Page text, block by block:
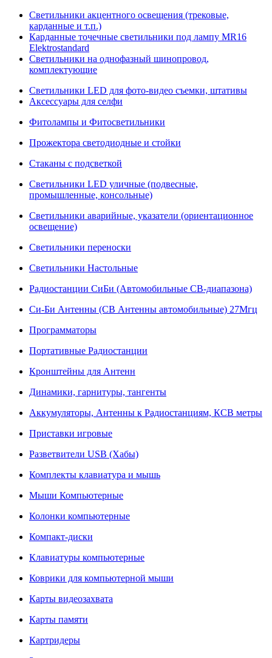
Светильники акцентного освещения (трековые,
карданные и т.п.)
Карданные точечные светильники под лампу MR16
Elektrostandard
Светильники на однофазный шинопровод,
комплектующие
Светильники LED для фото-видео съемки, штативы
Аксессуары для селфи
Фитолампы и Фитосветильники
Прожектора светодиодные и стойки
Стаканы с подсветкой
Светильники LED уличные (подвесные,
промышленные, консольные)
Светильники аварийные, указатели (ориентационное
освещение)
Светильники переноски
Светильники Настольные
Радиостанции СиБи (Автомобильные СВ-диапазона)
Си-Би Антенны (СВ Антенны автомобильные) 27Мгц
Программаторы
Портативные Радиостанции
Кронштейны для Антенн
Динамики, гарнитуры, тангенты
Аккумуляторы, Антенны к Радиостанциям, КСВ метры
Приставки игровые
Разветвители USB (Хабы)
Комплекты клавиатура и мышь
Мыши Компьютерные
Колонки компьютерные
Компакт-диски
Клавиатуры компьютерные
Коврики для компьютерной мыши
Карты видеозахвата
Карты памяти
Картридеры